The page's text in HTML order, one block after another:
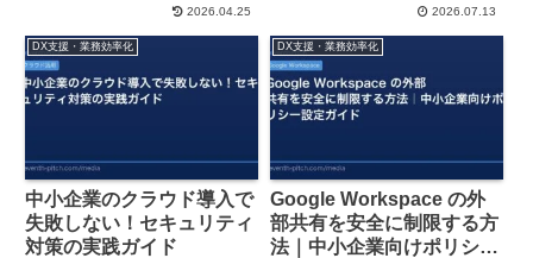
減、リスク管理強化、経営判断の
高速化が実現します。導入費用や
導入フローも紹介。
2026.04.25
る具体的なステップをご紹介しま
す。
2026.07.13
DX支援・業務効率化
中小企業のクラウド導入で
失敗しない！セキュリティ
対策の実践ガイド
DX支援・業務効率化
Google Workspace の外
部共有を安全に制限する方
法｜中小企業向けポリシー